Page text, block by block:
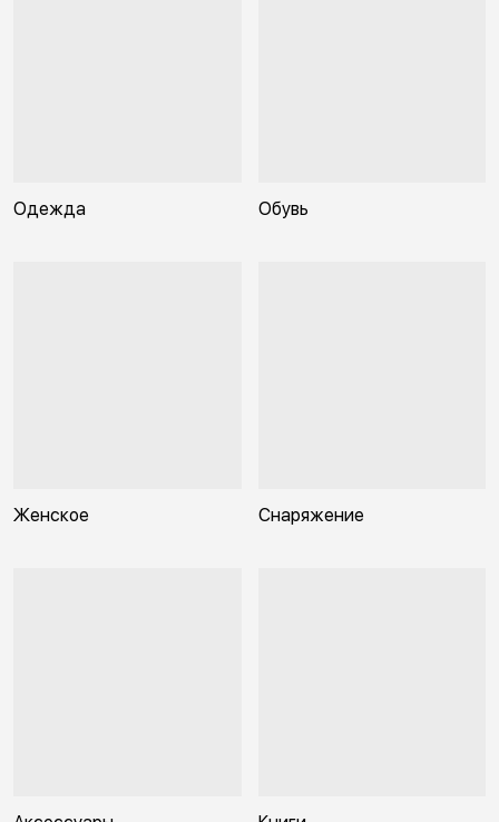
Одежда Обувь
Женское Снаряжение